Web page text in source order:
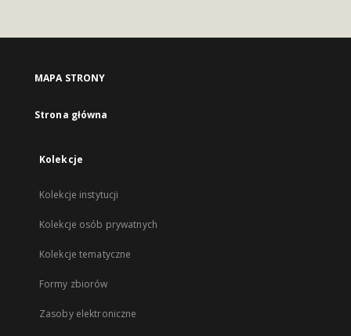
MAPA STRONY
Strona główna
Kolekcje
Kolekcje instytucji
Kolekcje osób prywatnych
Kolekcje tematyczne
Formy zbiorów
Zasoby elektroniczne